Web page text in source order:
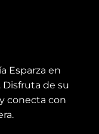
Esparza en
de su
conecta con